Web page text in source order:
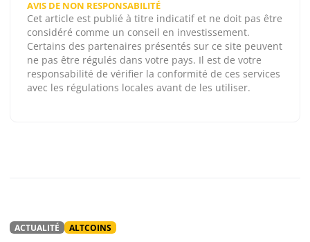
AVIS DE NON RESPONSABILITÉ
Cet article est publié à titre indicatif et ne doit pas être
considéré comme un conseil en investissement.
Certains des partenaires présentés sur ce site peuvent
ne pas être régulés dans votre pays. Il est de votre
responsabilité de vérifier la conformité de ces services
avec les régulations locales avant de les utiliser.
ACTUALITÉ ALTCOINS